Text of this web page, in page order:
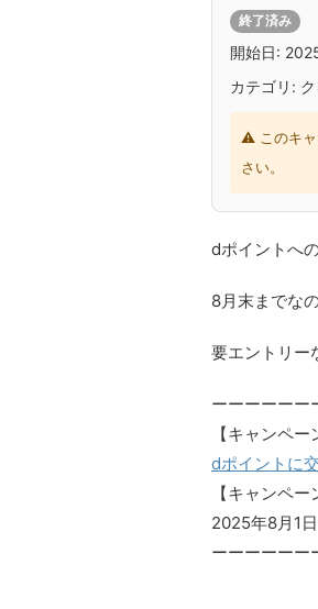
終了済み
開始日:
カテゴリ:
⚠ このキャ
さい。
dポイントへ
8月末までな
要エントリー
ーーーーーー
【キャンペー
dポイントに
【キャンペー
2025年8月1
ーーーーーー